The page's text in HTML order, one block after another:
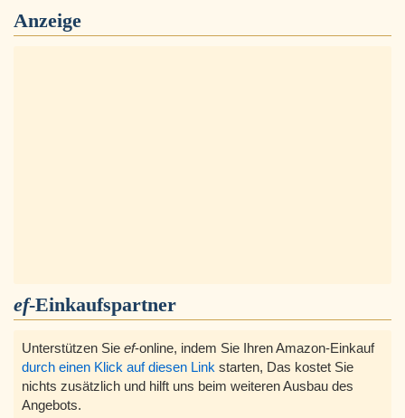
Anzeige
ef-Einkaufspartner
Unterstützen Sie ef-online, indem Sie Ihren Amazon-Einkauf
durch einen Klick auf diesen Link starten, Das kostet Sie
nichts zusätzlich und hilft uns beim weiteren Ausbau des
Angebots.